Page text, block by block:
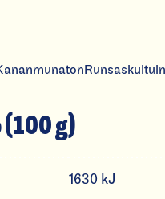
g)
1630 kJ